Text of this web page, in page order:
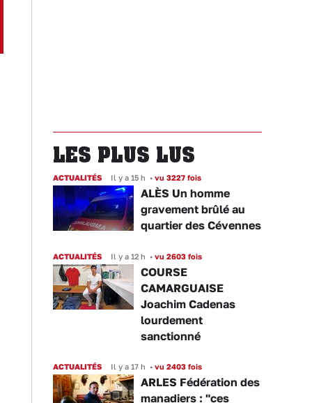
LES PLUS LUS
ACTUALITÉS Il y a 15 h • vu 3227 fois
ALÈS Un homme
gravement brûlé au
quartier des Cévennes
ACTUALITÉS Il y a 12 h • vu 2603 fois
COURSE
CAMARGUAISE
Joachim Cadenas
lourdement
sanctionné
ACTUALITÉS Il y a 17 h • vu 2403 fois
ARLES Fédération des
manadiers : "ces